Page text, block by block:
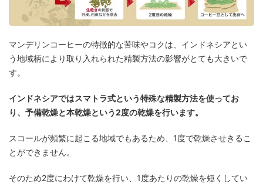
マンデリンコーヒーの特徴的な苦味やコクは、インドネシアとい
う地域柄により取り入れられた精製方法の影響がとても大きいで
す。
インドネシアではスマトラ式という特殊な精製方法を使ってお
り、予備乾燥と本乾燥という2度の乾燥を行います。
スコールが頻繁に起こる地域でもあるため、1度で乾燥させきるこ
とができません。
そのため2度にわけて乾燥を行い、1度あたりの乾燥を短くしてい